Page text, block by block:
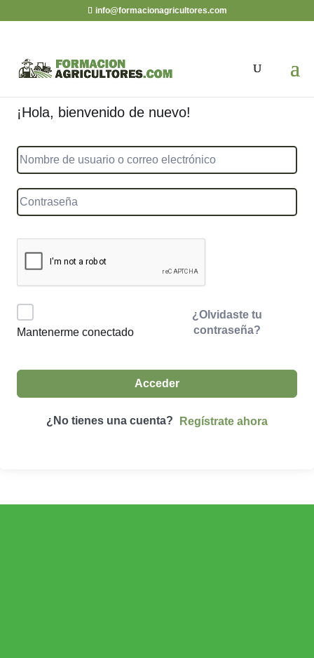
info@formacionagricultores.com
¡Hola, bienvenido de nuevo!
Mantenerme conectado
¿Olvidaste tu
contraseña?
Acceder
¿No tienes una cuenta? Regístrate ahora